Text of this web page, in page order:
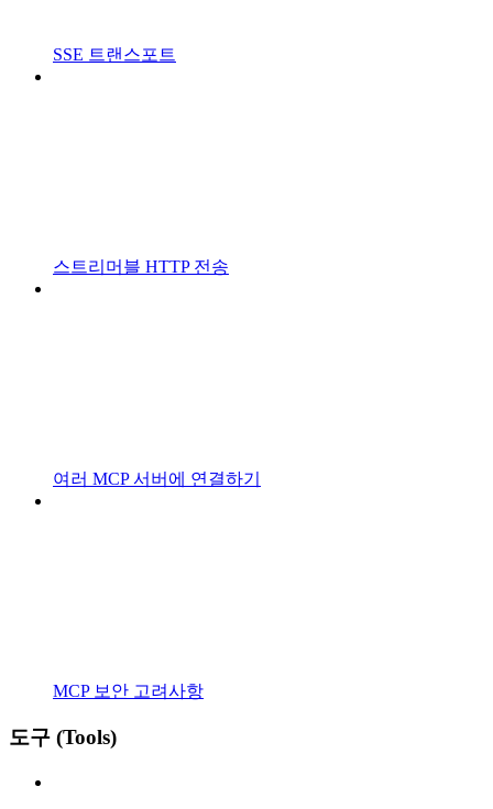
SSE 트랜스포트
스트리머블 HTTP 전송
여러 MCP 서버에 연결하기
MCP 보안 고려사항
도구 (Tools)